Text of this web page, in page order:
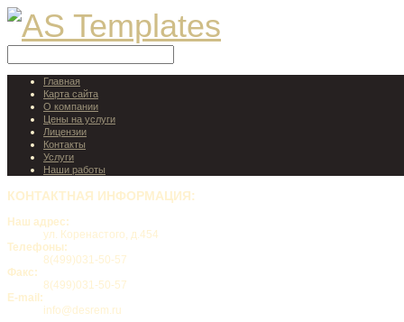
Главная
Карта сайта
О компании
Цены на услуги
Лицензии
Контакты
Услуги
Наши работы
КОНТАКТНАЯ ИНФОРМАЦИЯ:
Наш адрес:
ул. Коренастого, д.454
Телефоны:
8(499)031-50-57
Факс:
8(499)031-50-57
E-mail:
info@desrem.ru